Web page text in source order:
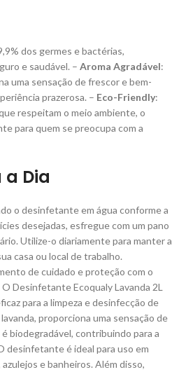
dos germes e bactérias,
e saudável. – Aroma Agradável:
uma sensação de frescor e bem-
prazerosa. – Eco-Friendly:
respeitam o meio ambiente, o
para quem se preocupa com a
a Dia
o desinfetante em água conforme a
desejadas, esfregue com um pano
Utilize-o diariamente para manter a
casa ou local de trabalho.
de cuidado e proteção com o
Desinfetante Ecoqualy Lavanda 2L
para a limpeza e desinfecção de
proporciona uma sensação de
biodegradável, contribuindo para a
desinfetante é ideal para uso em
e banheiros. Além disso,